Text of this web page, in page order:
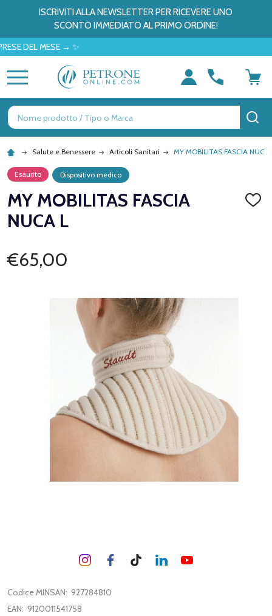
ISCRIVITI ALLA NEWSLETTER PER RICEVERE UNO
SCONTO IMMEDIATO AL PRIMO ORDINE!
MESE → ✨
Ricerca
Salute e Benessere Articoli Sanitari MY MOBILITAS FASCIA NUCA
Esaurito Dispositivo medico
MY MOBILITAS FASCIA
NUCA L
€65,00
Codice MINSAN: 927284810
EAN: 9120011541758